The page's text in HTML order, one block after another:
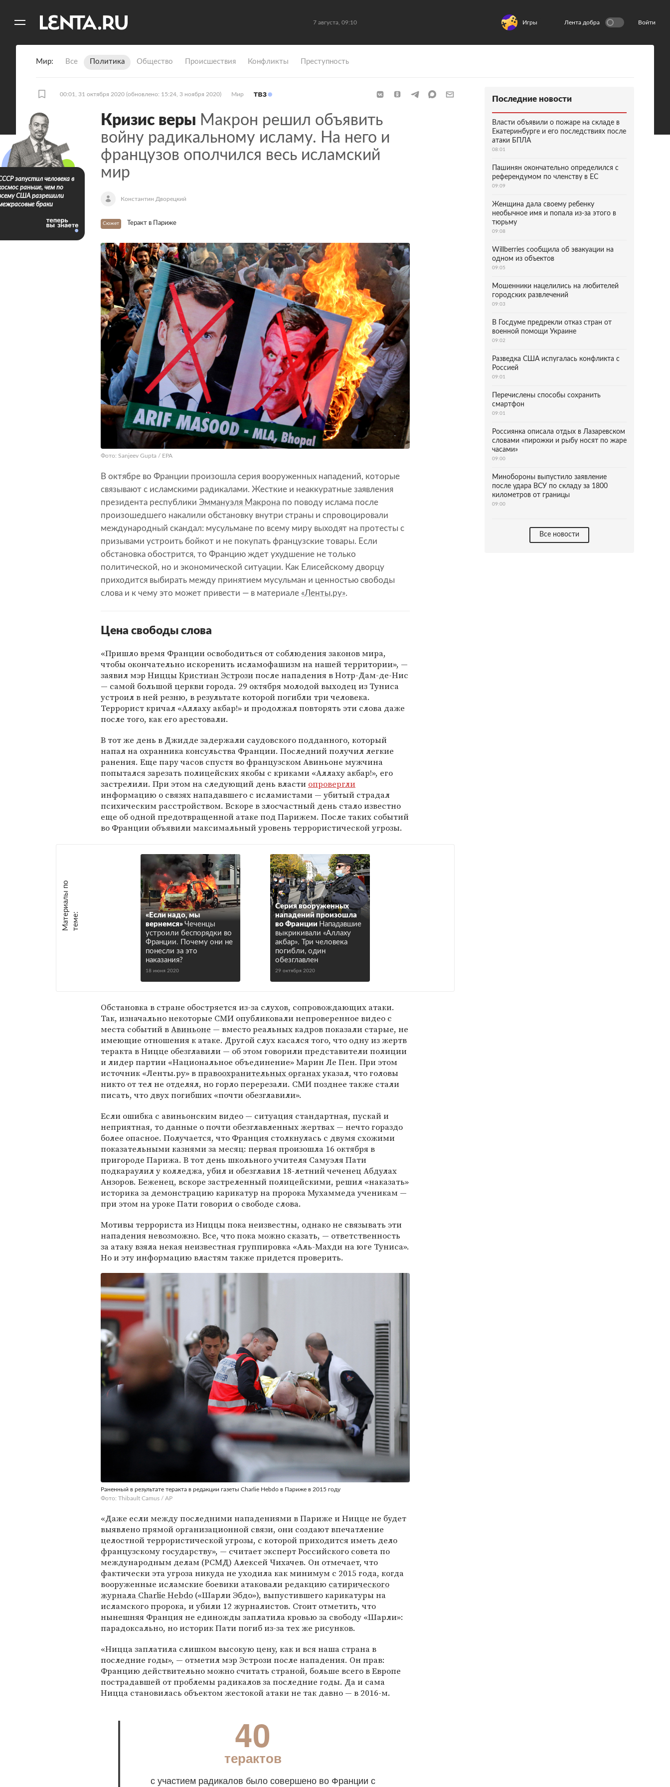
7 августа, 09:10 Игры Лента добра Войти
Мир Все Политика Общество Происшествия Конфликты Преступность
00:01, 31 октября 2020 (обновлено: 15:24, 3 ноября 2020) Мир
Кризис веры Макрон решил объявить
войну радикальному исламу. На него и
французов ополчился весь исламский
мир
Константин Дворецкий
Сюжет Теракт в Париже
Фото: Sanjeev Gupta / EPA
В октябре во Франции произошла серия вооруженных нападений, которые
связывают с исламскими радикалами. Жесткие и неаккуратные заявления
президента республики Эммануэля Макрона по поводу ислама после
произошедшего накалили обстановку внутри страны и спровоцировали
международный скандал: мусульмане по всему миру выходят на протесты с
призывами устроить бойкот и не покупать французские товары. Если
обстановка обострится, то Францию ждет ухудшение не только
политической, но и экономической ситуации. Как Елисейскому дворцу
приходится выбирать между принятием мусульман и ценностью свободы
слова и к чему это может привести — в материале «Ленты.ру».
Цена свободы слова
«Пришло время Франции освободиться от соблюдения законов мира,
чтобы окончательно искоренить исламофашизм на нашей территории», —
заявил мэр НиццыКристиан Эстрозипосле нападения в Нотр-Дам-де-Нис
— самой большой церкви города. 29 октября молодой выходец из Туниса
устроил в ней резню, в результате которой погибли три человека.
Террорист кричал «Аллаху акбар!» и продолжал повторять эти слова даже
после того, как его арестовали.
В тот же день в Джидде задержали саудовского подданного, который
напал на охранника консульства Франции. Последний получил легкие
ранения. Еще пару часов спустя во французском Авиньоне мужчина
попытался зарезать полицейских якобы с криками «Аллаху акбар!», его
застрелили. При этом на следующий день власти опровергли
информацию о связях нападавшего с исламистами — убитый страдал
психическим расстройством. Вскоре в злосчастный день стало известно
еще об одной предотвращенной атаке под Парижем. После таких событий
во Франции объявили максимальный уровень террористической угрозы.
М
а
т е
р
и
а
л
ы
п
о
т
е
м
е :
«Если надо, мы
вернемся» Чеченцы
устроили беспорядки во
Франции. Почему они не
понесли за это
наказания?
18 июня 2020
Серия вооруженных
нападений произошла
во Франции Нападавшие
выкрикивали «Аллаху
акбар». Три человека
погибли, один
обезглавлен
29 октября 2020
Обстановка в стране обостряется из-за слухов, сопровождающих атаки.
Так, изначально некоторые СМИ опубликовали непроверенное видео с
места событий вАвиньоне — вместо реальных кадров показали старые, не
имеющие отношения к атаке. Другой слух касался того, что одну из жертв
теракта в Ницце обезглавили — об этом говорили представители полиции
и лидер партии «Национальное объединение» Марин Ле Пен. При этом
источник «Ленты.ру» вправоохранительных органахуказал, что головы
никто от тел не отделял, но горло перерезали. СМИ позднее также стали
писать, что двух погибших «почти обезглавили».
Если ошибка с авиньонским видео — ситуация стандартная, пускай и
неприятная, то данные о почти обезглавленных жертвах — нечто гораздо
более опасное. Получается, что Франция столкнулась с двумя схожими
показательными казнями за месяц: первая произошла 16 октября в
пригороде Парижа. В тот день школьного учителя Самуэля Пати
подкараулил у колледжа, убил и обезглавил 18-летний чеченец Абдулах
Анзоров. Беженец, вскоре застреленный полицейскими, решил «наказать»
историка за демонстрацию карикатур на пророка Мухаммеда ученикам —
при этом на уроке Пати говорил о свободе слова.
Мотивы террориста из Ниццы пока неизвестны, однако не связывать эти
нападения невозможно. Все, что пока можно сказать, — ответственность
за атаку взяла некая неизвестная группировка «Аль-Махди на юге Туниса».
Но и эту информацию властям также придется проверить.
Раненный в результате теракта в редакции газеты Charlie Hebdo в Париже в 2015 году
Фото: Thibault Camus / AP
«Даже если между последними нападениями в Париже и Ницце не будет
выявлено прямой организационной связи, они создают впечатление
целостной террористической угрозы, с которой приходится иметь дело
французскому государству», — считает эксперт Российского совета по
международным делам (РСМД) Алексей Чихачев. Он отмечает, что
фактически эта угроза никуда не уходила как минимум с 2015 года, когда
вооруженные исламские боевики атаковали редакцию сатирического
журнала Charlie Hebdo («Шарли Эбдо»), выпустившего карикатуры на
исламского пророка, и убили 12 журналистов. Стоит отметить, что
нынешняя Франция не единожды заплатила кровью за свободу «Шарли»:
парадоксально, но историк Пати погиб из-за тех же рисунков.
«Ницца заплатила слишком высокую цену, как и вся наша страна в
последние годы», — отметил мэр Эстрози после нападения. Он прав:
Францию действительно можно считать страной, больше всего в Европе
пострадавшей от проблемы радикалов за последние годы. Да и сама
Ницца становилась объектом жестокой атаки не так давно — в 2016-м.
40
терактов
с участием радикалов было совершено во Франции с
запустил человека в
раньше, чем по
США разрешили
браки
Последние новости
Власти объявили о пожаре на складе в
Екатеринбурге и его последствиях после
атаки БПЛА
08:01
Пашинян окончательно определился с
референдумом по членству в ЕС
09:09
Женщина дала своему ребенку
необычное имя и попала из-за этого в
тюрьму
09:08
Willberries сообщила об эвакуации на
одном из объектов
09:05
Мошенники нацелились на любителей
городских развлечений
09:03
В Госдуме предрекли отказ стран от
военной помощи Украине
09:02
Разведка США испугалась конфликта с
Россией
09:01
Перечислены способы сохранить
смартфон
09:01
Россиянка описала отдых в Лазаревском
словами «пирожки и рыбу носят по жаре
часами»
09:00
Минобороны выпустило заявление
после удара ВСУ по складу за 1800
километров от границы
09:00
Все новости